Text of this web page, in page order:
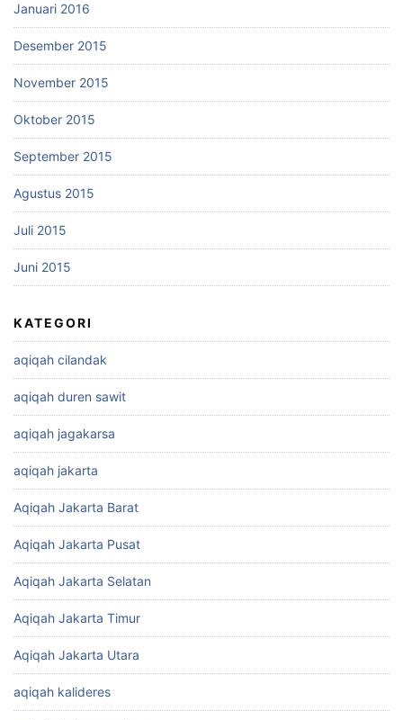
Januari 2016
Desember 2015
November 2015
Oktober 2015
September 2015
Agustus 2015
Juli 2015
Juni 2015
KATEGORI
aqiqah cilandak
aqiqah duren sawit
aqiqah jagakarsa
aqiqah jakarta
Aqiqah Jakarta Barat
Aqiqah Jakarta Pusat
Aqiqah Jakarta Selatan
Aqiqah Jakarta Timur
Aqiqah Jakarta Utara
aqiqah kalideres